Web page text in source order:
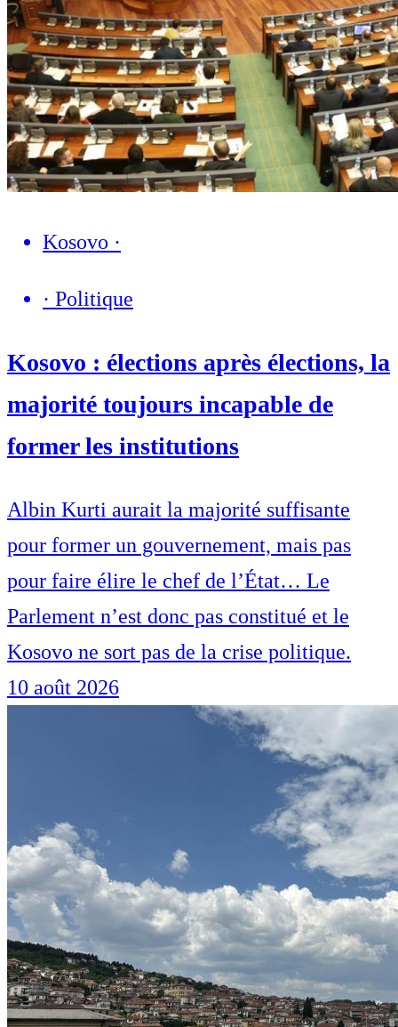
Kosovo ·
· Politique
Kosovo : élections après élections, la
majorité toujours incapable de
former les institutions
Albin Kurti aurait la majorité suffisante
pour former un gouvernement, mais pas
pour faire élire le chef de l’État… Le
Parlement n’est donc pas constitué et le
Kosovo ne sort pas de la crise politique.
10 août 2026